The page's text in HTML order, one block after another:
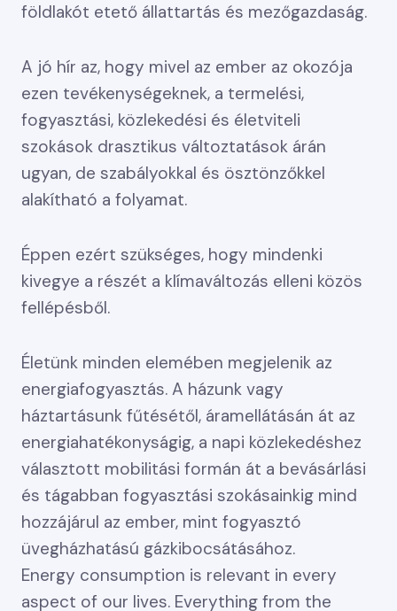
földlakót etető állattartás és mezőgazdaság.
A jó hír az, hogy mivel az ember az okozója
ezen tevékenységeknek, a termelési,
fogyasztási, közlekedési és életviteli
szokások drasztikus változtatások árán
ugyan, de szabályokkal és ösztönzőkkel
alakítható a folyamat.
Éppen ezért szükséges, hogy mindenki
kivegye a részét a klímaváltozás elleni közös
fellépésből.
Életünk minden elemében megjelenik az
energiafogyasztás. A házunk vagy
háztartásunk fűtésétől, áramellátásán át az
energiahatékonyságig, a napi közlekedéshez
választott mobilitási formán át a bevásárlási
és tágabban fogyasztási szokásainkig mind
hozzájárul az ember, mint fogyasztó
üvegházhatású gázkibocsátásához.
‍Energy consumption is relevant in every
aspect of our lives. Everything from the